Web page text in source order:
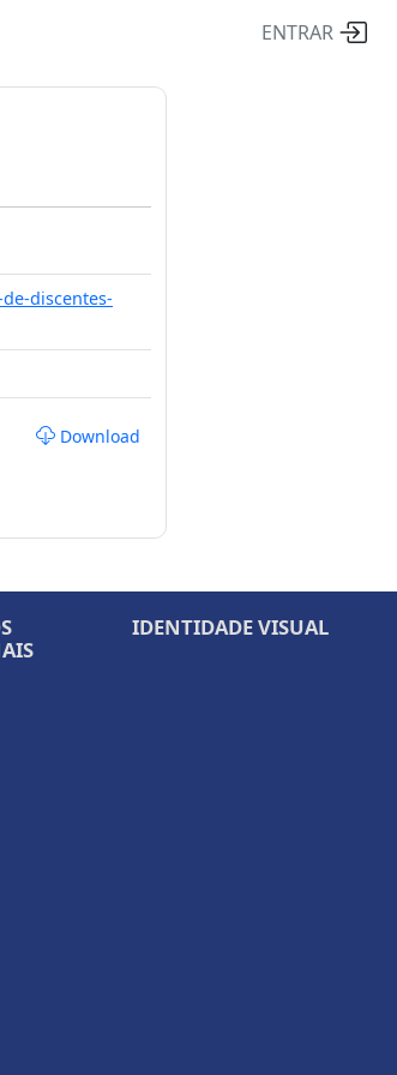
ENTRAR
discentes-
Download
IDENTIDADE VISUAL